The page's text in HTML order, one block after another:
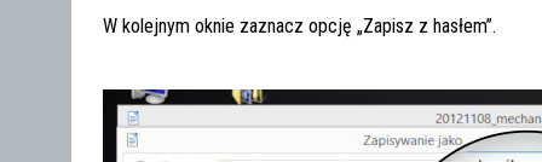
W kolejnym oknie zaznacz opcję „Zapisz z hasłem”.